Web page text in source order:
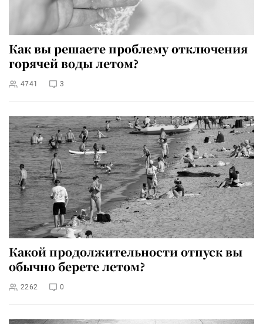
Как вы решаете проблему отключения
горячей воды летом?
4741 3
Какой продолжительности отпуск вы
обычно берете летом?
2262 0